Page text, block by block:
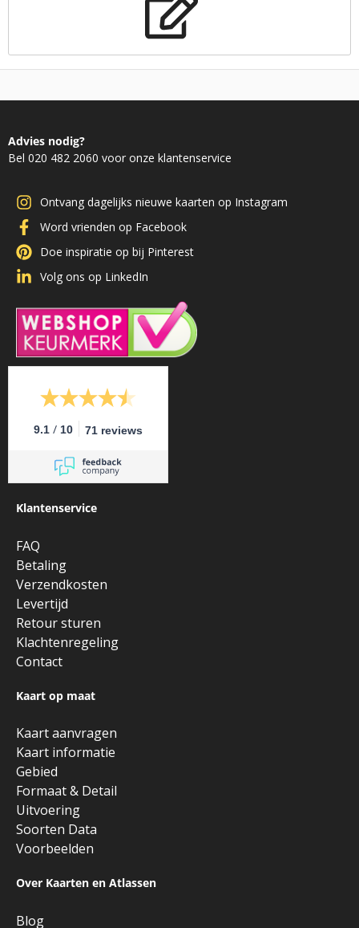
Advies nodig?
Bel 020 482 2060 voor onze klantenservice
Ontvang dagelijks nieuwe kaarten op Instagram
Word vrienden op Facebook
Doe inspiratie op bij Pinterest
Volg ons op LinkedIn
9.1 / 10 71 reviews
Klantenservice
FAQ
Betaling
Verzendkosten
Levertijd
Retour sturen
Klachtenregeling
Contact
Kaart op maat
Kaart aanvragen
Kaart informatie
Gebied
Formaat & Detail
Uitvoering
Soorten Data
Voorbeelden
Over Kaarten en Atlassen
Blog